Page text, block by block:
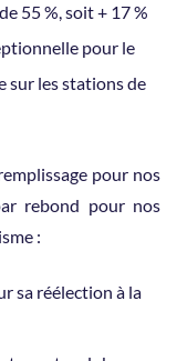
55 %, soit + 17 %
pour le
sur les stations de
pour nos
rebond pour nos
:
sa réélection à la